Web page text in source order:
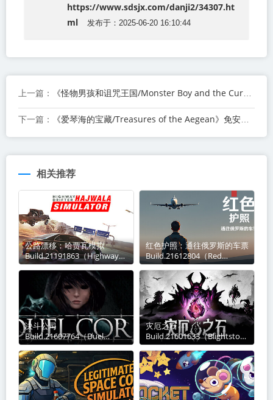
https://www.sdsjx.com/danji2/34307.ht
ml
发布于：2025-06-20 16:10:44
上一篇： 《怪物男孩和诅咒王国/Monster Boy and the Cursed Kingdom》免安装中文版 【百度网盘下载】
下一篇： 《爱琴海的宝藏/Treasures of the Aegean》免安装中文版 【百度网盘下载】
相关推荐
公路漂移：哈贾瓦模拟
Build.21191863（Highway
Drifter Hajwala Simulator）
免安装英文版关于这款游戏
Hajwala不是典型的漂移，而
是直接
红色护照：通往俄罗斯的车票
Build.21612804（Red
Passport Ticket to Russia）
免安装中文版关于这款游戏欢
迎来到《Red Passport: Tick
决斗公司
Build.21607764（Duel
Corp.）免安装中文版关于这
款游戏受《黑魂》启发的动作
RPG，开放沙盒世界，带
MMO氛围与方向战斗系统。
单
灾厄之石
Build.21601633（Blightston
e）免安装中文版关于这款游
戏这是一场融合深度策略与
Roguelike进化的残酷远征。
你的目标是护送